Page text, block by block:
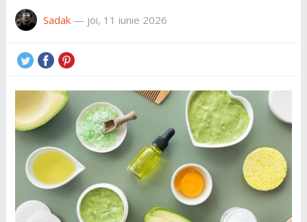
Sadak— joi, 11 iunie 2026